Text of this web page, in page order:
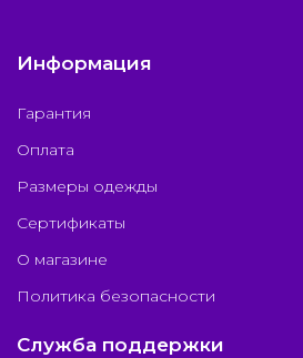
Информация
Гарантия
Оплата
Размеры одежды
Сертификаты
О магазине
Политика безопасности
Служба поддержки